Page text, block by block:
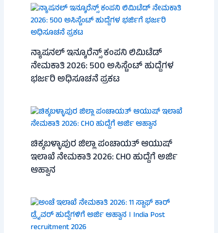
ನ್ಯಾಷನಲ್ ಇನ್ಶೂರೆನ್ಸ್ ಕಂಪನಿ ಲಿಮಿಟೆಡ್
ನೇಮಕಾತಿ 2026: 500 ಅಸಿಸ್ಟೆಂಟ್ ಹುದ್ದೆಗಳ
ಭರ್ಜರಿ ಅಧಿಸೂಚನೆ ಪ್ರಕಟ
ಚಿಕ್ಕಬಳ್ಳಾಪುರ ಜಿಲ್ಲಾ ಪಂಚಾಯತ್ ಆಯುಷ್
ಇಲಾಖೆ ನೇಮಕಾತಿ 2026: CHO ಹುದ್ದೆಗೆ ಅರ್ಜಿ
ಆಹ್ವಾನ